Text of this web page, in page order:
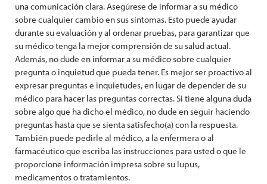
una comunicación clara. Asegúrese de informar a su médico
sobre cualquier cambio en sus síntomas. Esto puede ayudar
durante su evaluación y al ordenar pruebas, para garantizar que
su médico tenga la mejor comprensión de su salud actual.
Además, no dude en informar a su médico sobre cualquier
pregunta o inquietud que pueda tener. Es mejor ser proactivo al
expresar preguntas e inquietudes, en lugar de depender de su
médico para hacer las preguntas correctas. Si tiene alguna duda
sobre algo que ha dicho el médico, no dude en seguir haciendo
preguntas hasta que se sienta satisfecho(a) con la respuesta.
También puede pedirle al médico, a la enfermera o al
farmacéutico que escriba las instrucciones para usted o que le
proporcione información impresa sobre su lupus,
medicamentos o tratamientos.